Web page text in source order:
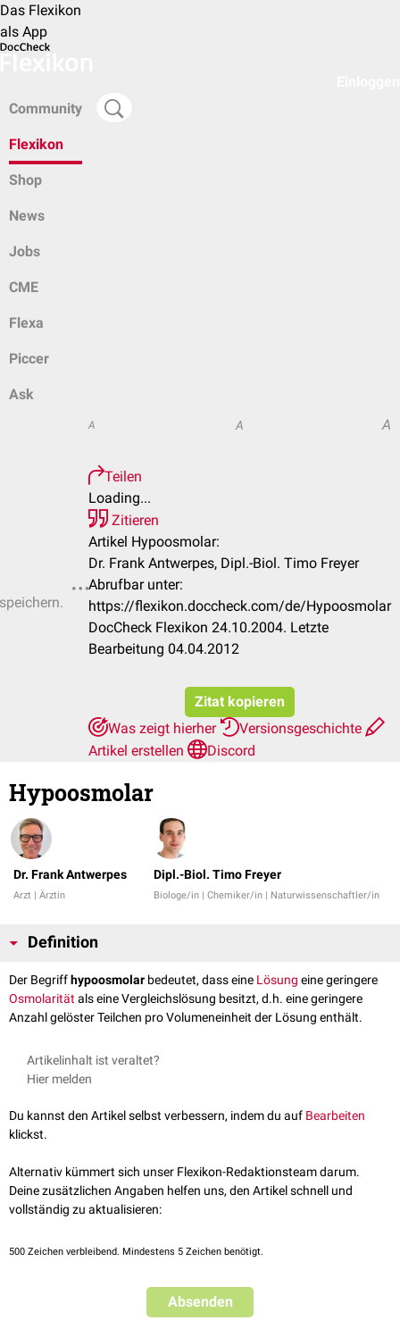
Das Flexikon
als App
Community
Flexikon
Shop
News
Jobs
CME
Flexa
Piccer
Ask
A A A
Teilen
Loading...
Zitieren
Artikel Hypoosmolar:
Dr. Frank Antwerpes, Dipl.-Biol. Timo Freyer
Abrufbar unter:
https://flexikon.doccheck.com/de/Hypoosmolar
DocCheck Flexikon 24.10.2004. Letzte
Bearbeitung 04.04.2012
Zitat kopieren
Was zeigt hierher
Versionsgeschichte
Artikel erstellen
Discord
Hypoosmolar
Dr. Frank Antwerpes
Arzt | Ärztin
Dipl.-Biol. Timo Freyer
Biologe/in | Chemiker/in | Naturwissenschaftler/in
Definition
Der Begriffhypoosmolar bedeutet, dass eine Lösung eine geringere
Osmolaritätals eine Vergleichslösung besitzt, d.h. eine geringere
Anzahl gelöster Teilchen pro Volumeneinheit der Lösung enthält.
Artikelinhalt ist veraltet?
Hier melden
Du kannst den Artikel selbst verbessern, indem du auf Bearbeiten
klickst.
Alternativ kümmert sich unser Flexikon-Redaktionsteam darum.
Deine zusätzlichen Angaben helfen uns, den Artikel schnell und
vollständig zu aktualisieren:
500 Zeichen verbleibend. Mindestens 5 Zeichen benötigt.
Absenden